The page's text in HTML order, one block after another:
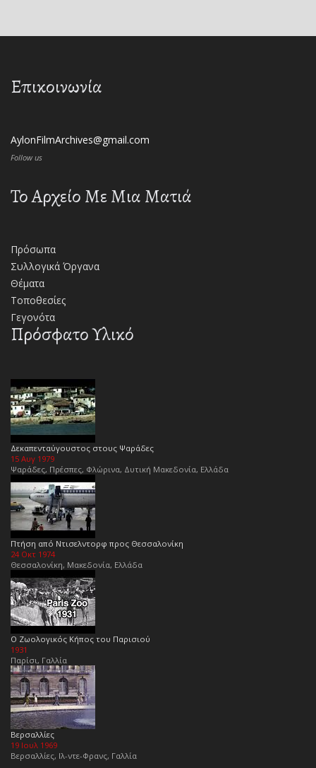
Επικοινωνία
AylonFilmArchives@gmail.com
Follow us
Το Αρχείο Με Μια Ματιά
Πρόσωπα
Συλλογικά Όργανα
Θέματα
Τοποθεσίες
Γεγονότα
Πρόσφατο Υλικό
Δεκαπενταύγουστος στους Ψαράδες
15 Αυγ 1979
Ψαράδες, Πρέσπες, Φλώρινα, Δυτική Μακεδονία, Ελλάδα
Πτήση από Ντισελντορφ προς Θεσσαλονίκη
24 Οκτ 1974
Θεσσαλονίκη, Μακεδονία, Ελλάδα
Ο Ζωολογικός Κήπος του Παρισιού
1931
Παρίσι, Γαλλία
Βερσαλλίες
19 Ιουλ 1969
Βερσαλλίες, Ιλ-ντε-Φρανς, Γαλλία